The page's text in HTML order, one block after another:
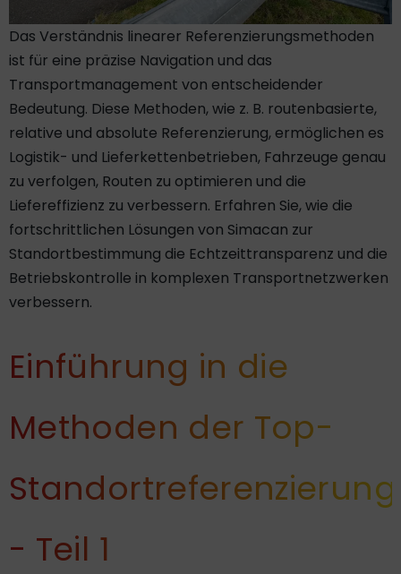
Das Verständnis linearer Referenzierungsmethoden
ist für eine präzise Navigation und das
Transportmanagement von entscheidender
Bedeutung. Diese Methoden, wie z. B. routenbasierte,
relative und absolute Referenzierung, ermöglichen es
Logistik- und Lieferkettenbetrieben, Fahrzeuge genau
zu verfolgen, Routen zu optimieren und die
Liefereffizienz zu verbessern. Erfahren Sie, wie die
fortschrittlichen Lösungen von Simacan zur
Standortbestimmung die Echtzeittransparenz und die
Betriebskontrolle in komplexen Transportnetzwerken
verbessern.
Einführung in die
Methoden der Top-
Standortreferenzierung
- Teil 1